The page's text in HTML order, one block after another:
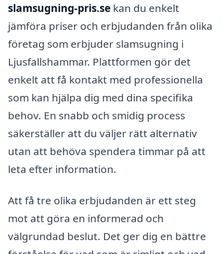
slamsugning-pris.se kan du enkelt
jämföra priser och erbjudanden från olika
företag som erbjuder slamsugning i
Ljusfallshammar. Plattformen gör det
enkelt att få kontakt med professionella
som kan hjälpa dig med dina specifika
behov. En snabb och smidig process
säkerställer att du väljer rätt alternativ
utan att behöva spendera timmar på att
leta efter information.
Att få tre olika erbjudanden är ett steg
mot att göra en informerad och
välgrundad beslut. Det ger dig en bättre